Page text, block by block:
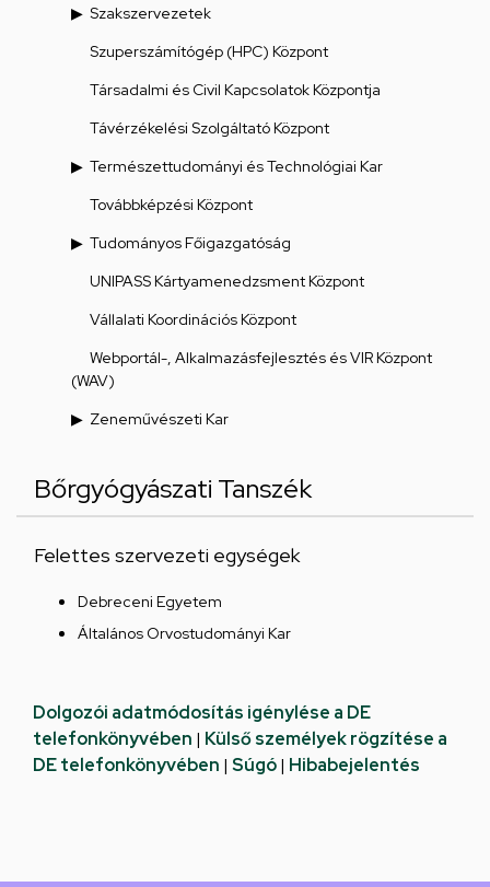
Szakszervezetek
Szuperszámítógép (HPC) Központ
Társadalmi és Civil Kapcsolatok Központja
Távérzékelési Szolgáltató Központ
Természettudományi és Technológiai Kar
Továbbképzési Központ
Tudományos Főigazgatóság
UNIPASS Kártyamenedzsment Központ
Vállalati Koordinációs Központ
Webportál-, Alkalmazásfejlesztés és VIR Központ
(WAV)
Zeneművészeti Kar
Bőrgyógyászati Tanszék
Felettes szervezeti egységek
Debreceni Egyetem
Általános Orvostudományi Kar
Dolgozói adatmódosítás igénylése a DE
telefonkönyvében | Külső személyek rögzítése a
DE telefonkönyvében | Súgó| Hibabejelentés